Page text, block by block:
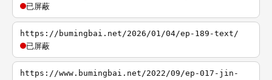
已屏蔽
https://bumingbai.net/2026/01/04/ep-189-text/
已屏蔽
https://www.bumingbai.net/2022/09/ep-017-jin-